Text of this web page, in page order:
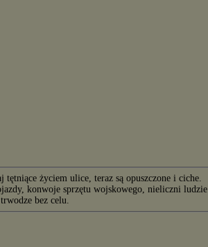
tętniące życiem ulice, teraz są opuszczone i ciche.
konwoje sprzętu wojskowego, nieliczni ludzie
bez celu.